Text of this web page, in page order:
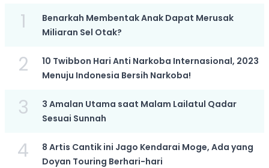
1
Benarkah Membentak Anak Dapat Merusak
Miliaran Sel Otak?
2
10 Twibbon Hari Anti Narkoba Internasional, 2023
Menuju Indonesia Bersih Narkoba!
3
3 Amalan Utama saat Malam Lailatul Qadar
Sesuai Sunnah
4
8 Artis Cantik ini Jago Kendarai Moge, Ada yang
Doyan Touring Berhari-hari